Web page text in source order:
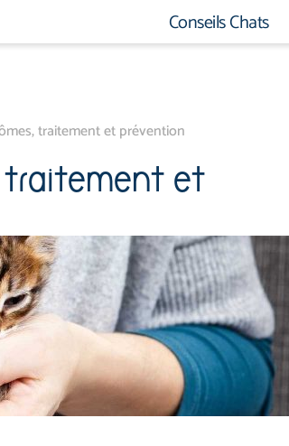
Conseils Chats
traitement et prévention
traitement et